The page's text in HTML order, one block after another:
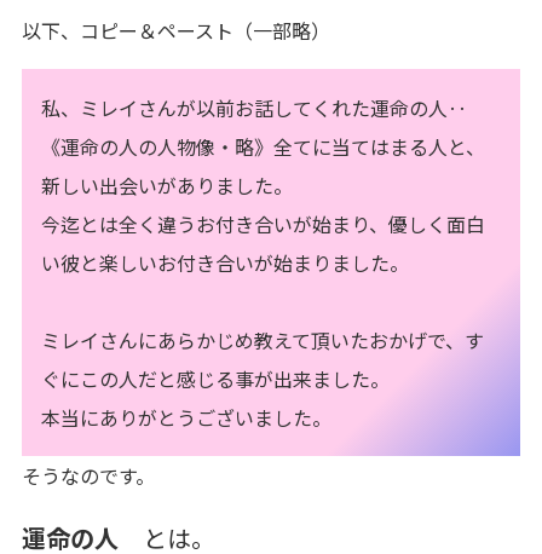
以下、コピー＆ペースト（一部略）
私、ミレイさんが以前お話してくれた運命の人‥
《運命の人の人物像・略》全てに当てはまる人と、
新しい出会いがありました。
今迄とは全く違うお付き合いが始まり、優しく面白
い彼と楽しいお付き合いが始まりました。
ミレイさんにあらかじめ教えて頂いたおかげで、す
ぐにこの人だと感じる事が出来ました。
本当にありがとうございました。
そうなのです。
運命の人 とは。